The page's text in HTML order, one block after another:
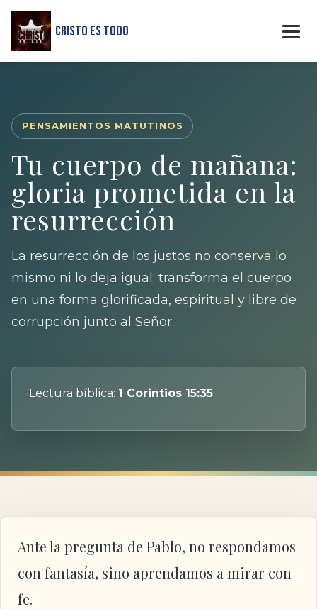
Cristo Es Todo
PENSAMIENTOS MATUTINOS
Tu cuerpo de mañana:
gloria prometida en la
resurrección
La resurrección de los justos no conserva lo
mismo ni lo deja igual: transforma el cuerpo
en una forma glorificada, espiritual y libre de
corrupción junto al Señor.
Lectura bíblica: 1 Corintios 15:35
Ante la pregunta de Pablo, no respondamos
con fantasía, sino aprendamos a mirar con
fe.